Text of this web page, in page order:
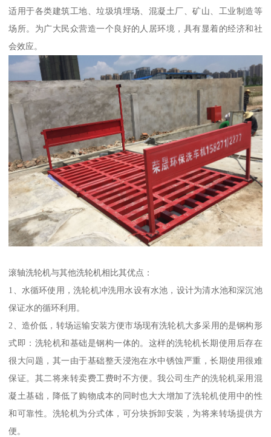
适用于各类建筑工地、垃圾填埋场、混凝土厂、矿山、工业制造等
场所。为广大民众营造一个良好的人居环境，具有显着的经济和社
会效应。
滚轴洗轮机与其他洗轮机相比其优点：
1、水循环使用，洗轮机冲洗用水设有水池，设计为清水池和深沉池
保证水的循环利用。
2、造价低，转场运输安装方便市场现有洗轮机大多采用的是钢构形
式即：洗轮机和基础是钢构一体的。这样的洗轮机长期使用后存在
很大问题，其一由于基础整天浸泡在水中锈蚀严重，长期使用很难
保证。其二将来转卖费工费时不方便。我公司生产的洗轮机采用混
凝土基础，降低了购物成本的同时也大大增加了洗轮机使用中的性
和可靠性。洗轮机为分式体，可分块拆卸安装，为将来转场提供方
便。